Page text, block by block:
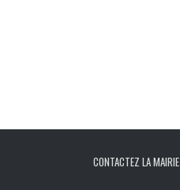
CONTACTEZ LA MAIRIE